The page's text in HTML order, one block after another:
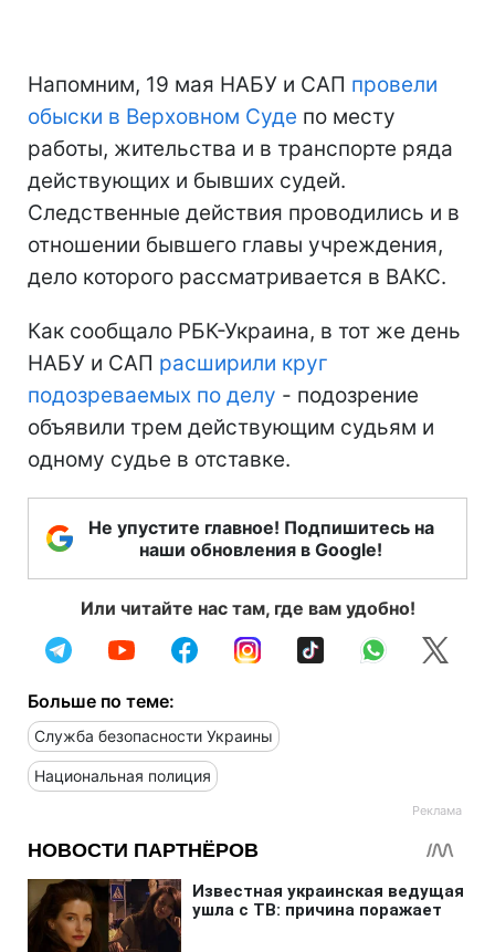
Напомним, 19 мая НАБУ и САП провели
обыски в Верховном Суде по месту
работы, жительства и в транспорте ряда
действующих и бывших судей.
Следственные действия проводились и в
отношении бывшего главы учреждения,
дело которого рассматривается в ВАКС.
Как сообщало РБК-Украина, в тот же день
НАБУ и САП расширили круг
подозреваемых по делу - подозрение
объявили трем действующим судьям и
одному судье в отставке.
Не упустите главное! Подпишитесь на
наши обновления в Google!
Или читайте нас там, где вам удобно!
Больше по теме:
Служба безопасности Украины
Национальная полиция